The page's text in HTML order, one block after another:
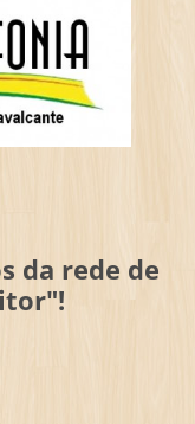
da rede de